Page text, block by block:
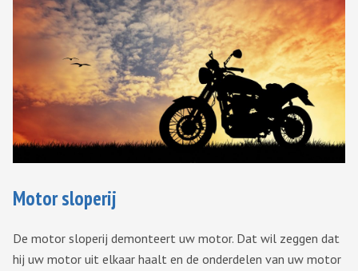
Motor sloperij
De motor sloperij demonteert uw motor. Dat wil zeggen dat
hij uw motor uit elkaar haalt en de onderdelen van uw motor